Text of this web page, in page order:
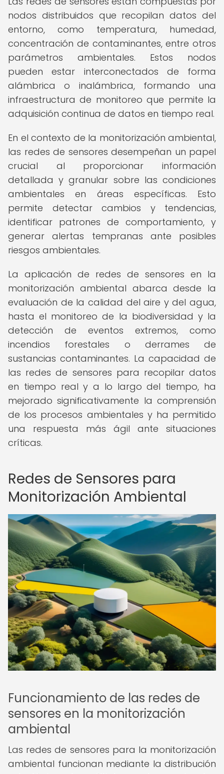
nodos distribuidos que recopilan datos del
entorno, como temperatura, humedad,
concentración de contaminantes, entre otros
parámetros ambientales. Estos nodos
pueden estar interconectados de forma
alámbrica o inalámbrica, formando una
infraestructura de monitoreo que permite la
adquisición continua de datos en tiempo real.
En el contexto de la monitorización ambiental,
las redes de sensores desempeñan un papel
crucial al proporcionar información
detallada y granular sobre las condiciones
ambientales en áreas específicas. Esto
permite detectar cambios y tendencias,
identificar patrones de comportamiento, y
generar alertas tempranas ante posibles
riesgos ambientales.
La aplicación de redes de sensores en la
monitorización ambiental abarca desde la
evaluación de la calidad del aire y del agua,
hasta el monitoreo de la biodiversidad y la
detección de eventos extremos, como
incendios forestales o derrames de
sustancias contaminantes. La capacidad de
las redes de sensores para recopilar datos
en tiempo real y a lo largo del tiempo, ha
mejorado significativamente la comprensión
de los procesos ambientales y ha permitido
una respuesta más ágil ante situaciones
críticas.
Redes de Sensores para
Monitorización Ambiental
Funcionamiento de las redes de
sensores en la monitorización
ambiental
Las redes de sensores para la monitorización
ambiental funcionan mediante la distribución